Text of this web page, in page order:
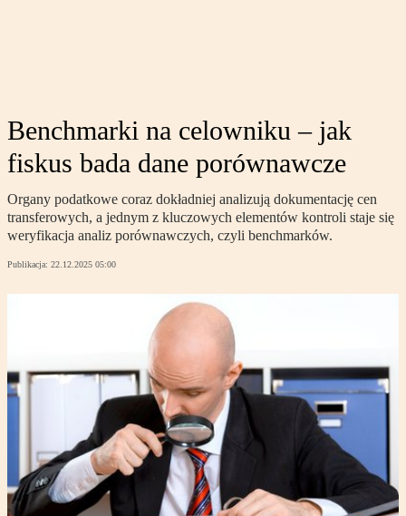
Benchmarki na celowniku – jak
fiskus bada dane porównawcze
Organy podatkowe coraz dokładniej analizują dokumentację cen
transferowych, a jednym z kluczowych elementów kontroli staje się
weryfikacja analiz porównawczych, czyli benchmarków.
Publikacja: 22.12.2025 05:00